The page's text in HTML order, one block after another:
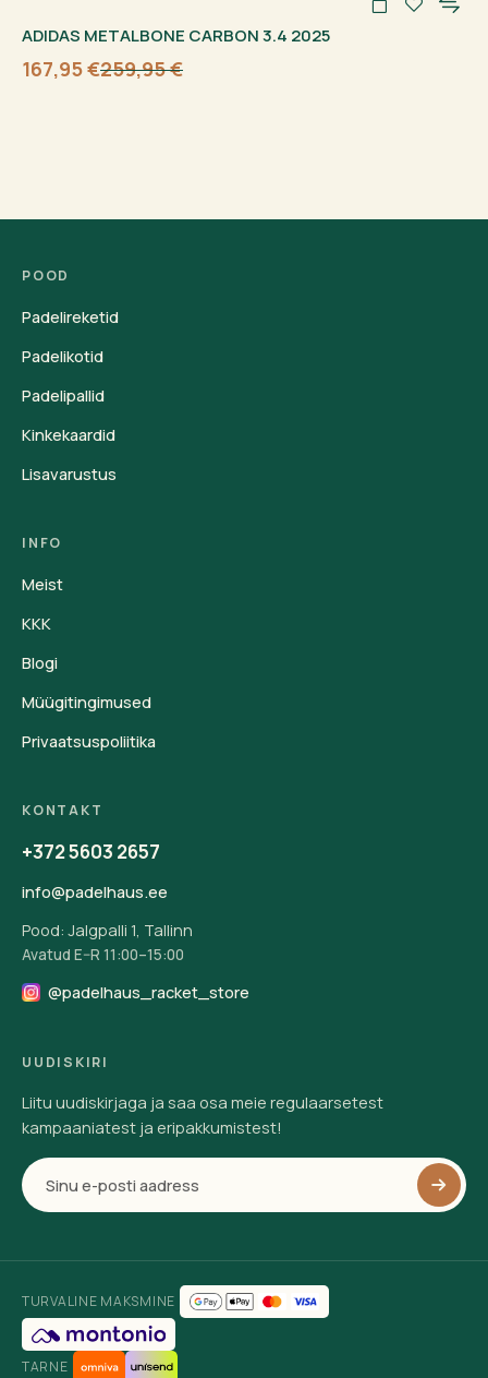
ADIDAS METALBONE CARBON 3.4 2025
259,95€
Algne
167,95€
Current
POOD
Padelireketid
Padelikotid
Padelipallid
Kinkekaardid
Lisavarustus
INFO
Meist
KKK
Blogi
Müügitingimused
Privaatsuspoliitika
KONTAKT
+372 5603 2657
info@padelhaus.ee
Pood: Jalgpalli 1, Tallinn
Avatud E–R 11:00–15:00
@padelhaus_racket_store
UUDISKIRI
Liitu uudiskirjaga ja saa osa meie regulaarsetest
kampaaniatest ja eripakkumistest!
TURVALINE MAKSMINE
TARNE